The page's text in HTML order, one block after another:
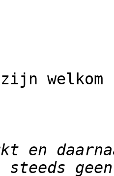
welkom
en